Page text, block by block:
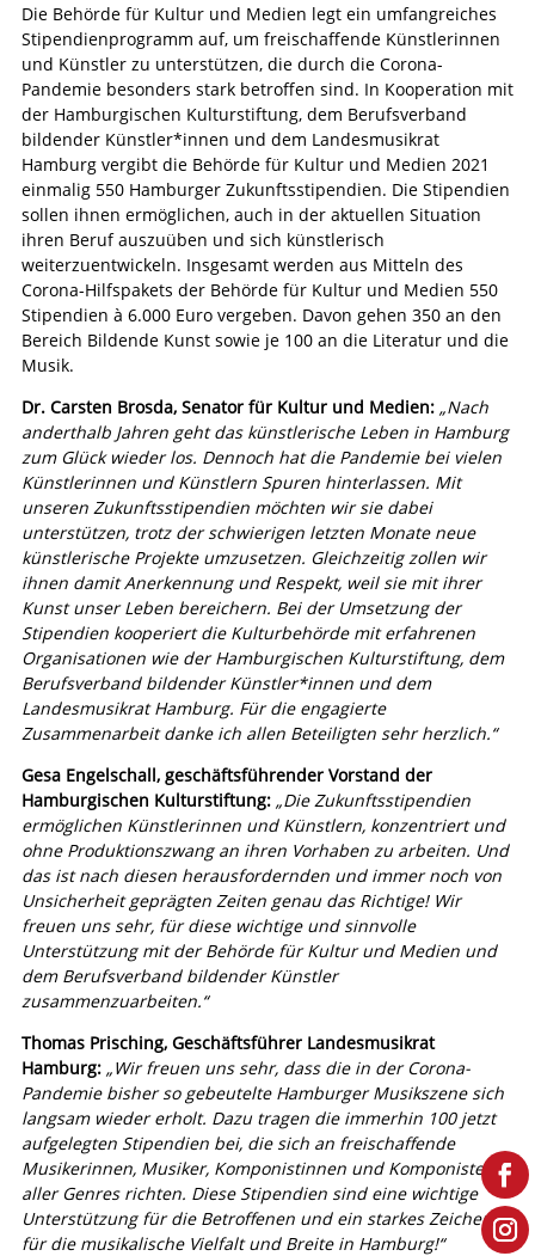
Die Behörde für Kultur und Medien legt ein umfangreiches
Stipendienprogramm auf, um freischaffende Künstlerinnen
und Künstler zu unterstützen, die durch die Corona-
Pandemie besonders stark betroffen sind. In Kooperation mit
der Hamburgischen Kulturstiftung, dem Berufsverband
bildender Künstler*innen und dem Landesmusikrat
Hamburg vergibt die Behörde für Kultur und Medien 2021
einmalig 550 Hamburger Zukunftsstipendien. Die Stipendien
sollen ihnen ermöglichen, auch in der aktuellen Situation
ihren Beruf auszuüben und sich künstlerisch
weiterzuentwickeln. Insgesamt werden aus Mitteln des
Corona-Hilfspakets der Behörde für Kultur und Medien 550
Stipendien à 6.000 Euro vergeben. Davon gehen 350 an den
Bereich Bildende Kunst sowie je 100 an die Literatur und die
Musik.
Dr. Carsten Brosda, Senator für Kultur und Medien: „Nach
anderthalb Jahren geht das künstlerische Leben in Hamburg
zum Glück wieder los. Dennoch hat die Pandemie bei vielen
Künstlerinnen und Künstlern Spuren hinterlassen. Mit
unseren Zukunftsstipendien möchten wir sie dabei
unterstützen, trotz der schwierigen letzten Monate neue
künstlerische Projekte umzusetzen. Gleichzeitig zollen wir
ihnen damit Anerkennung und Respekt, weil sie mit ihrer
Kunst unser Leben bereichern. Bei der Umsetzung der
Stipendien kooperiert die Kulturbehörde mit erfahrenen
Organisationen wie der Hamburgischen Kulturstiftung, dem
Berufsverband bildender Künstler*innen und dem
Landesmusikrat Hamburg. Für die engagierte
Zusammenarbeit danke ich allen Beteiligten sehr herzlich.“
Gesa Engelschall, geschäftsführender Vorstand der
Hamburgischen Kulturstiftung: „Die Zukunftsstipendien
ermöglichen Künstlerinnen und Künstlern, konzentriert und
ohne Produktionszwang an ihren Vorhaben zu arbeiten. Und
das ist nach diesen herausfordernden und immer noch von
Unsicherheit geprägten Zeiten genau das Richtige! Wir
freuen uns sehr, für diese wichtige und sinnvolle
Unterstützung mit der Behörde für Kultur und Medien und
dem Berufsverband bildender Künstler
zusammenzuarbeiten.“
Thomas Prisching, Geschäftsführer Landesmusikrat
Hamburg: „Wir freuen uns sehr, dass die in der Corona-
Pandemie bisher so gebeutelte Hamburger Musikszene sich
langsam wieder erholt. Dazu tragen die immerhin 100 jetzt
aufgelegten Stipendien bei, die sich an freischaffende
Musikerinnen, Musiker, Komponistinnen und Komponisten
aller Genres richten. Diese Stipendien sind eine wichtige
Unterstützung für die Betroffenen und ein starkes Zeichen
für die musikalische Vielfalt und Breite in Hamburg!“